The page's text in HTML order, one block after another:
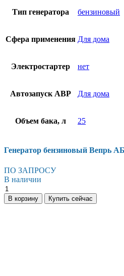
Тип генератора бензиновый
Сфера применения Для дома
Электростартер нет
Автозапуск АВР Для дома
Объем бака, л 25
Генератор бензиновый Вепрь
ПО ЗАПРОСУ
В наличии
В корзину Купить сейчас